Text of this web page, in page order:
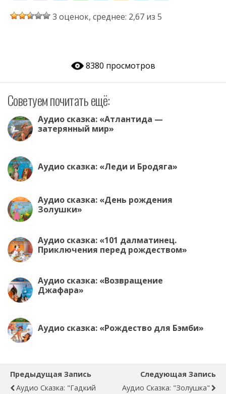
K b
er e
o
o
k
at
p
p
itt
d
n
as
s
ki
el
e
m
3 оценок, среднее: 2,67 из 5
8380 просмотров
Советуем почитать ещё:
Аудио сказка: «Атлантида —
затерянный мир»
Аудио сказка: «Леди и Бродяга»
Аудио сказка: «День рождения
Золушки»
Аудио сказка: «101 далматинец.
Приключения перед рождеством»
Аудио сказка: «Возвращение
Джафара»
Аудио сказка: «Рождество для Бэмби»
Предыдущая Запись
Аудио Сказка: "Гадкий
Следующая Запись
Аудио Сказка: "Золушка"